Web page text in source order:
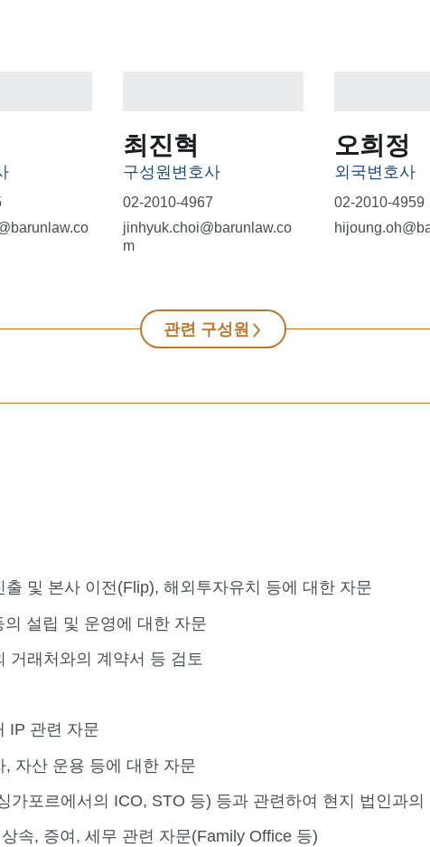
최진혁
구성원변호사
02-2010-4967
jinhyuk.choi@barunlaw.co
m
오희정
외국변호사
02-2010-4959
관련 구성원
및 본사 이전(Flip), 해외투자유치 등에 대한 자문
설립 및 운영에 대한 자문
거래처와의 계약서 등 검토
IP 관련 자문
자산 운용 등에 대한 자문
가포르에서의 ICO, STO 등) 등과 관련하여 현지 법인과
속, 증여, 세무 관련 자문(Family Office 등)